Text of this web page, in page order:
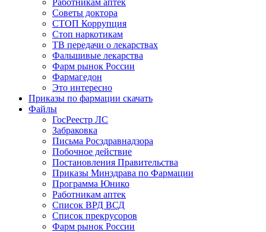
Советы доктора
СТОП Коррупция
Стоп наркотикам
ТВ передачи о лекарствах
Фальшивые лекарства
Фарм рынок России
Фармагедон
Это интересно
Приказы по фармации скачать
Файлы
ГосРеестр ЛС
Забраковка
Письма Росздравнадзора
Побочное действие
Постановления Правительства
Приказы Минздрава по Фармации
Программа Юнико
Работникам аптек
Список ВРД ВСД
Список прекрусоров
Фарм рынок России